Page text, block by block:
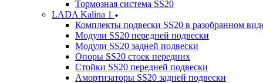
Тормозная система SS20
LADA Kalina 1
Комплекты подвески SS20 в разобранном
Модули SS20 передней подвески
Модули SS20 задней подвески
Опоры SS20 стоек передних
Стойки SS20 передней подвески
Амортизаторы SS20 задней подвески